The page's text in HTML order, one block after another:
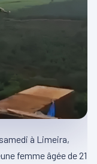
à Limeira,
femme âgée de 21